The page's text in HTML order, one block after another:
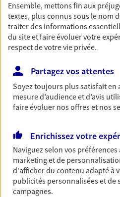
Santé
Couvrez vos dépenses de
votre famille avec la
vous ressemble.
Réalisez vos projets grâce à
achat immobilier, études
autour du monde…
simplement, selon votre
Découvrir l'offre Assurance vie
Ensemble, mettons fin aux
textes, plus connus sous le nom
traiter des informations
du site et faire évoluer votre
respect de votre vie privée.
Partagez vos attentes
Soyez toujours plus satisfait en
mesure d’audience et d’avis
faire évoluer nos offres et nos
Enrichissez votre
Naviguez selon vos préférences
marketing et de
d'afficher du contenu adapté à
publicités personnalisées et de
campagnes.